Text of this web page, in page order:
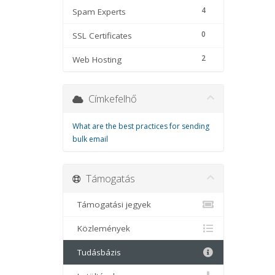
4
Spam Experts
0
SSL Certificates
2
Web Hosting
Címkefelhő
What are the best practices for sending
bulk email
Támogatás
Támogatási jegyek
Közlemények
Tudásbázis